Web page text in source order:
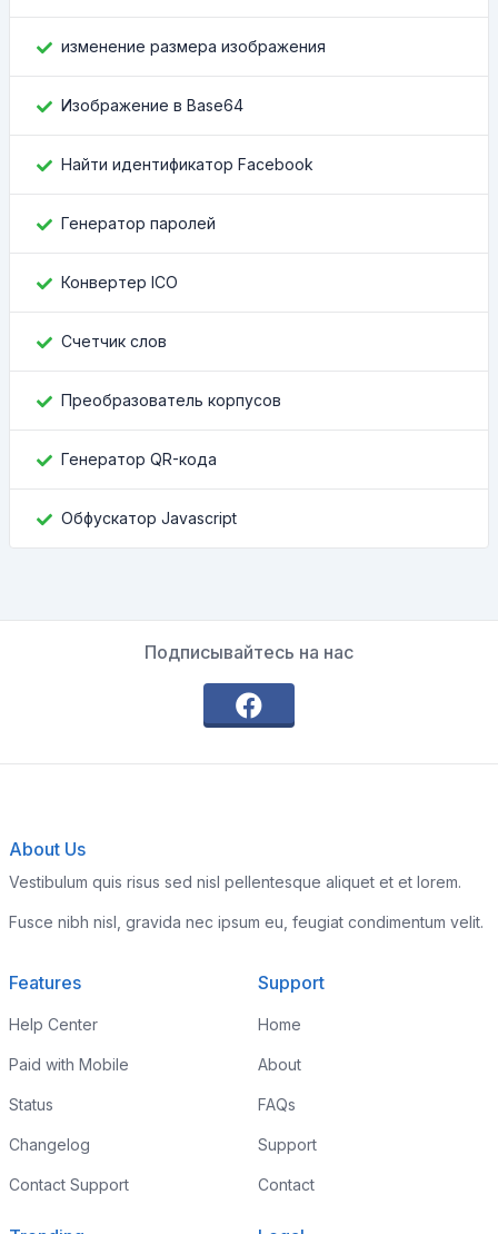
изменение размера изображения
Изображение в Base64
Найти идентификатор Facebook
Генератор паролей
Конвертер ICO
Счетчик слов
Преобразователь корпусов
Генератор QR-кода
Обфускатор Javascript
Подписывайтесь на нас
About Us
Vestibulum quis risus sed nisl pellentesque aliquet et et lorem.
Fusce nibh nisl, gravida nec ipsum eu, feugiat condimentum velit.
Features
Help Center
Paid with Mobile
Status
Changelog
Contact Support
Support
Home
About
FAQs
Support
Contact